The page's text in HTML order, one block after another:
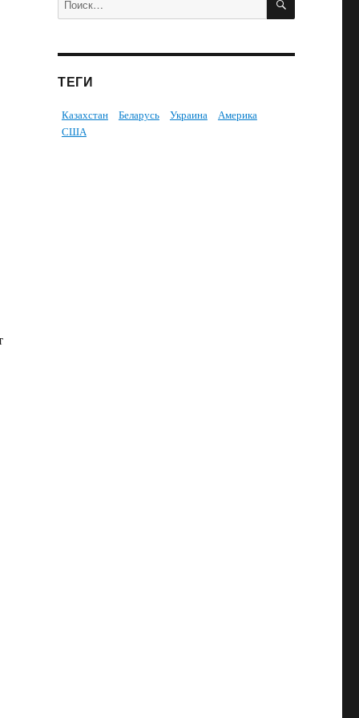
ТЕГИ
Казахстан Беларусь Украина
Америка
США